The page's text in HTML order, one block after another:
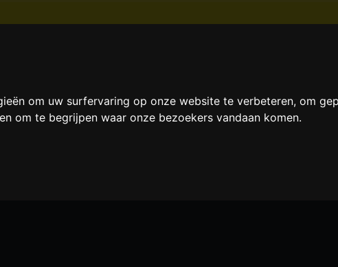
om uw surfervaring op onze website te verbeteren, om
om te begrijpen waar onze bezoekers vandaan komen.